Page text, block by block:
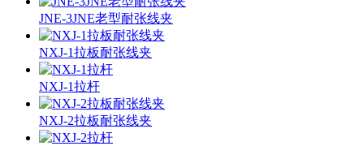
JNE-3JNE老型耐张线夹
NXJ-1拉板耐张线夹
NXJ-1拉杆
NXJ-2拉板耐张线夹